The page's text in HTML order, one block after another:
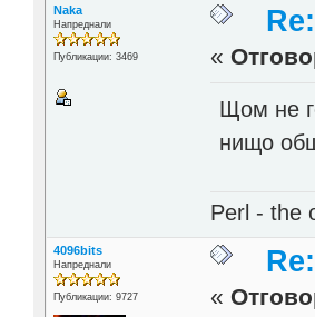
Naka
Напреднали
Публикации: 3469 «
Щом не
нищо
Perl - the
4096bits
Напреднали
Публикации: 9727 «